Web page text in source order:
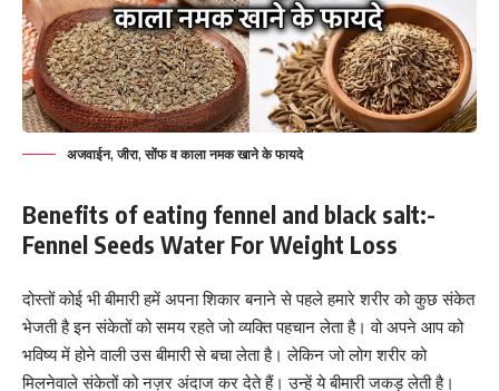
अजवाईन, जीरा, सोंफ व काला नमक खाने के फायदे
Benefits of eating fennel and black salt:-
Fennel Seeds Water For Weight Loss
दोस्तों कोई भी बीमारी हमें अपना शिकार बनाने से पहले हमारे शरीर को कुछ संकेत
भेजती है इन संकेतों को समय रहते जो व्यक्ति पहचान लेता है। वो अपने आप को
भविष्य में होने वाली उस बीमारी से बचा लेता है। लेकिन जो लोग शरीर को
मिलनेवाले संकेतों को नज़र अंदाज कर देते हैं। उन्हें ये बीमारी जकड़ लेती है।